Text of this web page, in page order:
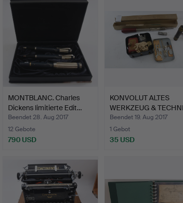
MONTBLANC. Charles
Dickens limitierte Edit…
Beendet 28. Aug 2017
12 Gebote
790 USD
KONVOLUT ALTES
WERKZEUG &
u.a. Ga…
Beendet 19. Aug 2017
1 Gebot
35 USD